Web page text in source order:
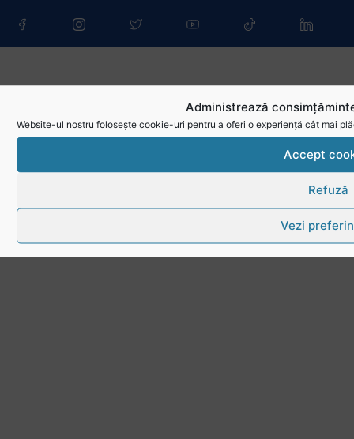
Administrează
Website-ul nostru folosește cookie-uri pentru a oferi o experiență cât mai
Accept
Refuză
Vezi